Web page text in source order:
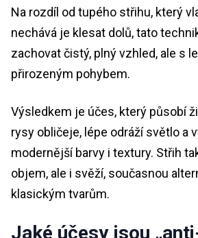
Na rozdíl od tupého střihu, který
nechává je klesat dolů, tato
zachovat čistý, plný vzhled, ale s
přirozeným pohybem.
Výsledkem je účes, který působí
rysy obličeje, lépe odráží světlo a
modernější barvy i textury. Střih
objem, ale i svěží, současnou
klasickým tvarům.
Jaké účesy jsou